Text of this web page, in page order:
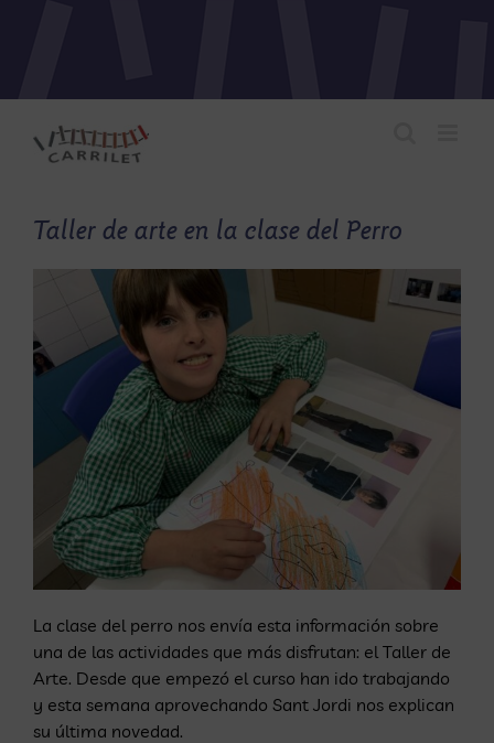
Taller de arte en la clase del Perro
La clase del perro nos envía esta información sobre
una de las actividades que más disfrutan: el Taller de
Arte. Desde que empezó el curso han ido trabajando
y esta semana aprovechando Sant Jordi nos explican
su última novedad.